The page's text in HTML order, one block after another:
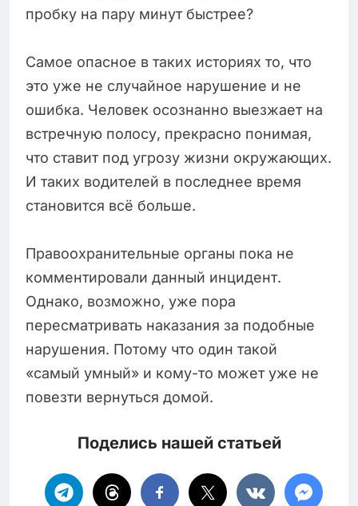
пробку на пару минут быстрее?
Самое опасное в таких историях то, что
это уже не случайное нарушение и не
ошибка. Человек осознанно выезжает на
встречную полосу, прекрасно понимая,
что ставит под угрозу жизни окружающих.
И таких водителей в последнее время
становится всё больше.
Правоохранительные органы пока не
комментировали данный инцидент.
Однако, возможно, уже пора
пересматривать наказания за подобные
нарушения. Потому что один такой
«самый умный» и кому-то может уже не
повезти вернуться домой.
Поделись нашей статьей